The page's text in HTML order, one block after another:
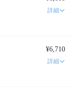
詳細
¥6,710
詳細